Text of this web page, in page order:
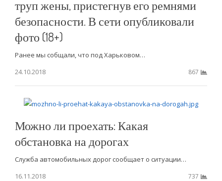
труп жены, пристегнув его ремнями
безопасности. В сети опубликовали
фото (18+)
Ранее мы собщали, что под Харьковом…
24.10.2018
867
Можно ли проехать: Какая
обстановка на дорогах
Служба автомобильных дорог сообщает о ситуации…
16.11.2018
737